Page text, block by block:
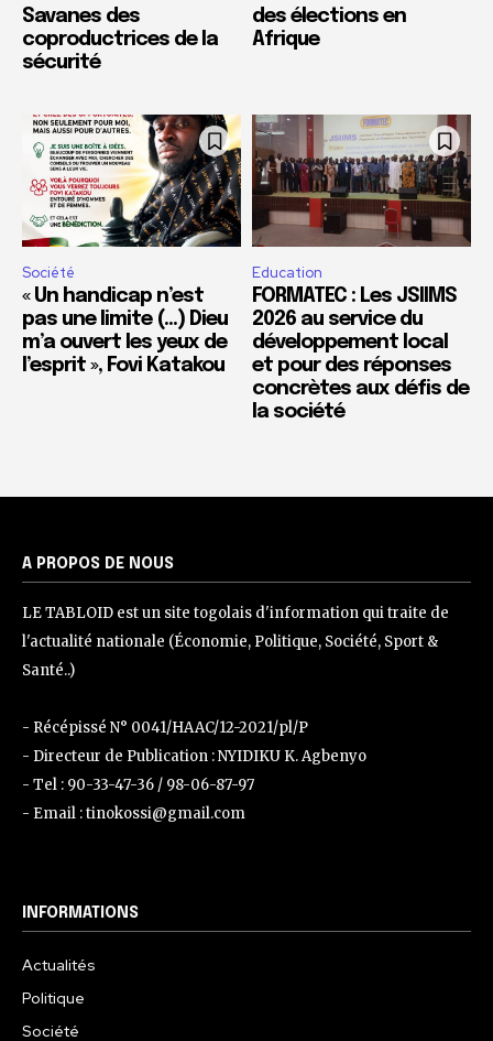
Savanes des
coproductrices de la
sécurité
des élections en
Afrique
Société
« Un handicap n’est
pas une limite (…) Dieu
m’a ouvert les yeux de
l’esprit », Fovi Katakou
Education
FORMATEC : Les JSIIMS
2026 au service du
développement local
et pour des réponses
concrètes aux défis de
la société
A PROPOS DE NOUS
LE TABLOID est un site togolais d'information qui traite de
l'actualité nationale (Économie, Politique, Société, Sport &
Santé..)
- Récépissé N° 0041/HAAC/12-2021/pl/P
- Directeur de Publication : NYIDIKU K. Agbenyo
- Tel : 90-33-47-36 / 98-06-87-97
- Email : tinokossi@gmail.com
INFORMATIONS
Actualités
Politique
Société